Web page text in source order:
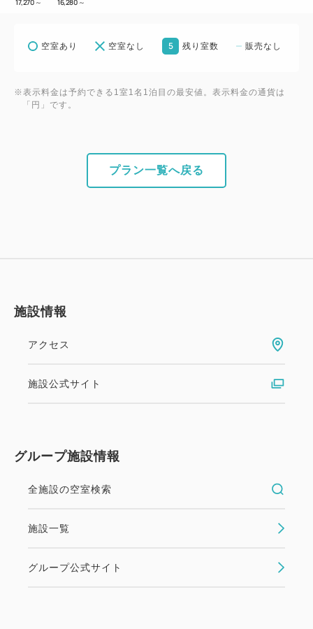
17,270 ～ 16,280 ～
空室あり 空室なし 5 残り室数 販売なし
※表示料金は予約できる1室1名1泊目の最安値。表示料金の通貨は
「円」です。
プラン一覧へ戻る
施設情報
アクセス
施設公式サイト
グループ施設情報
全施設の空室検索
施設一覧
グループ公式サイト